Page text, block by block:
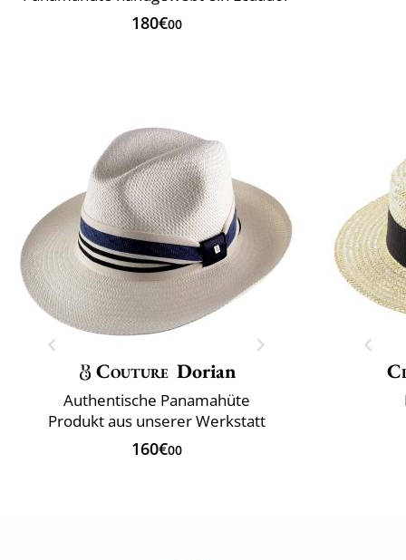
180€00
Couture Dorian
Authentische Panamahüte
Produkt aus unserer Werkstatt
160€00